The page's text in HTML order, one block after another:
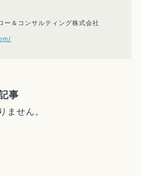
＆コンサルティング株式会社
事
ません。